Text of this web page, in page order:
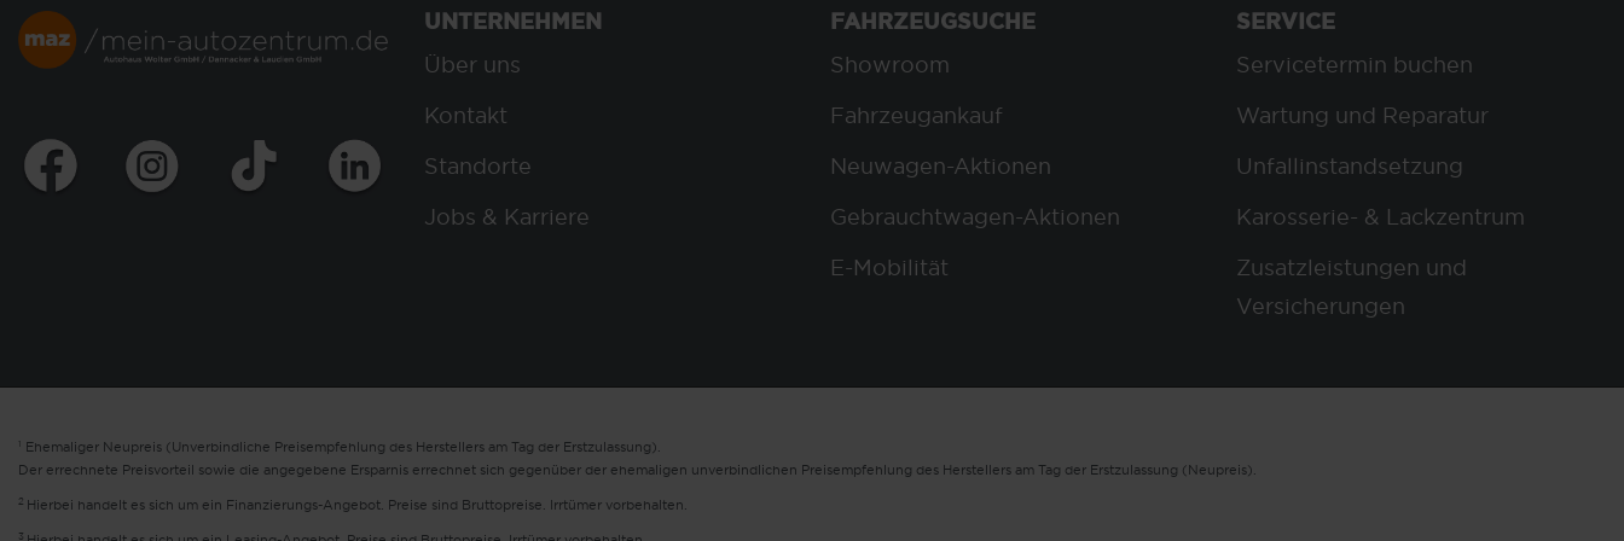
UNTERNEHMEN
Über uns
Kontakt
Standorte
Jobs & Karriere
FAHRZEUGSUCHE
Showroom
Fahrzeugankauf
Neuwagen-Aktionen
Gebrauchtwagen-Aktionen
E-Mobilität
SERVICE
Servicetermin buchen
Wartung und Reparatur
Unfallinstandsetzung
Karosserie- & Lackzentrum
Zusatzleistungen und
Versicherungen
1 Ehemaliger Neupreis (Unverbindliche Preisempfehlung des Herstellers am Tag der Erstzulassung).
Der errechnete Preisvorteil sowie die angegebene Ersparnis errechnet sich gegenüber der ehemaligen unverbindlichen Preisempfehlung des Herstellers am Tag der Erstzulassung (Neupreis).
2 Hierbei handelt es sich um ein Finanzierungs-Angebot. Preise sind Bruttopreise. Irrtümer vorbehalten.
3